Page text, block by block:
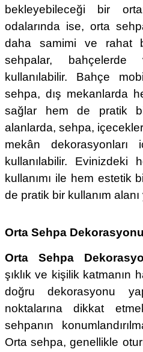
bekleyebileceği bir
odalarında ise, orta
daha samimi ve rahat
sehpalar,
kullanılabilir. Bahçe
sehpa, dış mekanlarda
sağlar hem de pratik
alanlarda, sehpa,
mekân
kullanılabilir.
kullanımı ile hem estetik
de pratik bir kullanım
Orta Sehpa
Orta Sehpa
şıklık ve kişilik katmanın
doğru dekorasyonu
noktalarına dikkat
sehpanın
Orta sehpa, genellikle